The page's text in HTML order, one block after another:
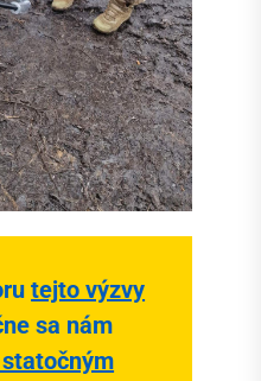
tejto výzvy
sa nám